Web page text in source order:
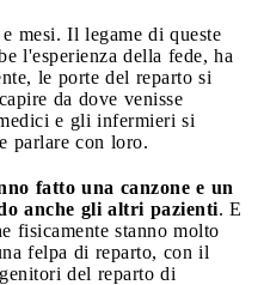
mesi. Il legame di queste
l'esperienza della fede, ha
le porte del reparto si
da dove venisse
e gli infermieri si
parlare con loro.
fatto una canzone e un
anche gli altri pazienti. E
fisicamente stanno molto
felpa di reparto, con il
del reparto di